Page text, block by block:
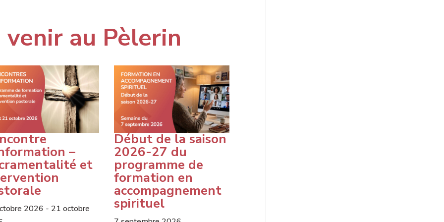
au Pèlerin
de la saison
27 du
de
en
Rencontre
d’information –
Sacramentalité et
intervention
pastorale
19 octobre 2026